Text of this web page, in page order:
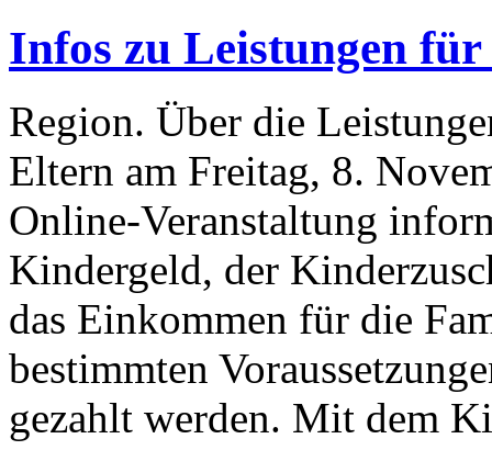
Infos zu Leistungen
Region. Über die
Eltern am Freitag, 8.
Online-Veranstaltung
Kindergeld, der
das Einkommen für die
bestimmten
gezahlt werden. Mit dem